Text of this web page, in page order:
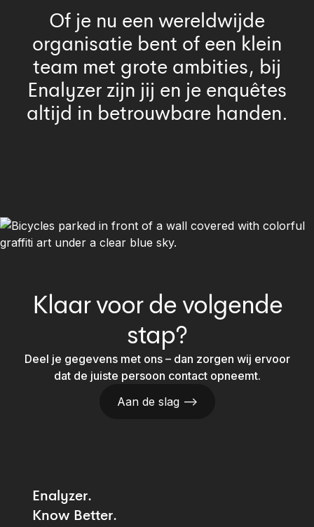
Of je nu een wereldwijde
organisatie bent of een klein
team met grote ambities, bij
Enalyzer zijn jij en je enquêtes
altijd in betrouwbare handen.
Klaar voor de volgende
stap?
Deel je gegevens met ons – dan zorgen wij ervoor
dat de juiste persoon contact opneemt.
Aan de slag —>
Enalyzer.
Know Better.